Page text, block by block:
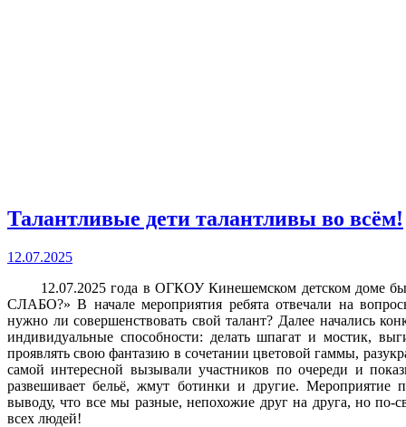
Талантливые дети талантливы во всём!
12.07.2025
12.07.2025 года в ОГКОУ Кинешемском детском доме
СЛАБО?» В начале мероприятия ребята отвечали на
нужно ли совершенствовать свой талант? Далее начались
индивидуальные способности: делать шпагат и мостик,
проявлять свою фантазию в сочетании цветовой гаммы,
самой интересной вызывали участников по очереди и
развешивает бельё, жмут ботинки и другие. Мероприятие
выводу, что все мы разные, непохожие друг на друга, но по-
всех людей!